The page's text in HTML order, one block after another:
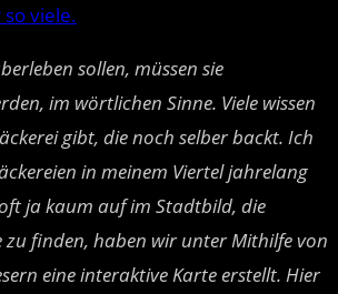
viele.
sollen, müssen sie
im wörtlichen Sinne. Viele wissen
gibt, die noch selber backt. Ich
in meinem Viertel jahrelang
ja kaum auf im Stadtbild, die
zu finden, haben wir unter Mithilfe von
eine interaktive Karte erstellt. Hier